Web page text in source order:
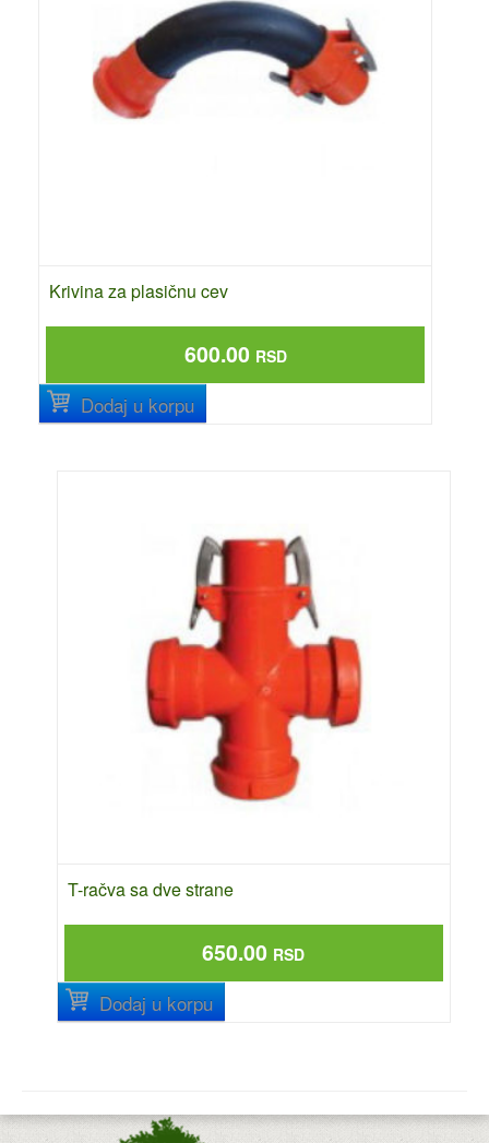
Krivina za plasičnu cev
600.00 RSD
Dodaj u korpu
T-račva sa dve strane
650.00 RSD
Dodaj u korpu